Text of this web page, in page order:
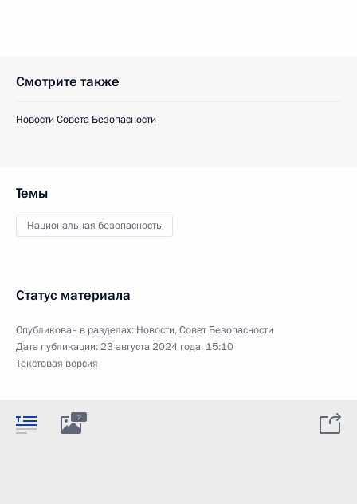
Смотрите также
Новости Совета Безопасности
Темы
Национальная безопасность
Статус материала
Опубликован в разделах: Новости,Совет Безопасности
Дата публикации:23 августа 2024 года, 15:10
Текстовая версия
2